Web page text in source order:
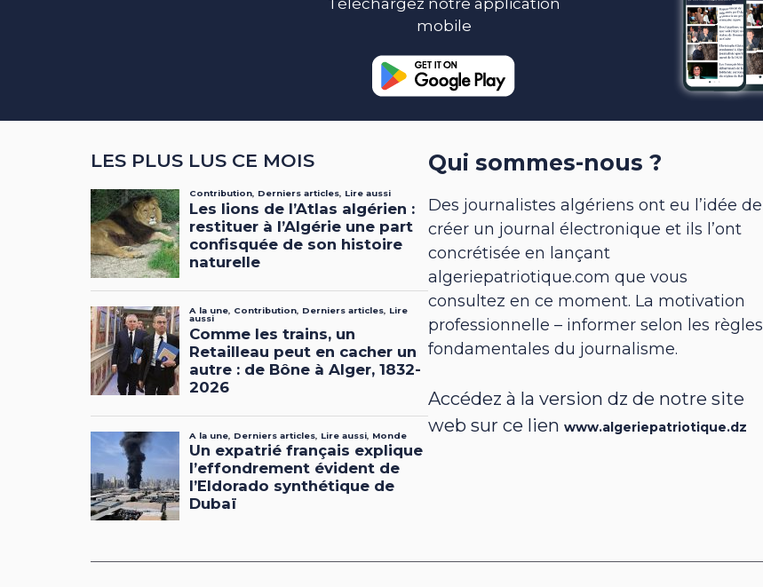
Téléchargez notre application
mobile
LES PLUS LUS CE MOIS Qui sommes-nous ?
Des journalistes algériens ont eu l’idée de
créer un journal électronique et ils l’ont
concrétisée en lançant
algeriepatriotique.com que vous
consultez en ce moment. La motivation
professionnelle – informer selon les règles
fondamentales du journalisme.
Accédez à la version dz de notre site
web sur ce lienwww.algeriepatriotique.dz